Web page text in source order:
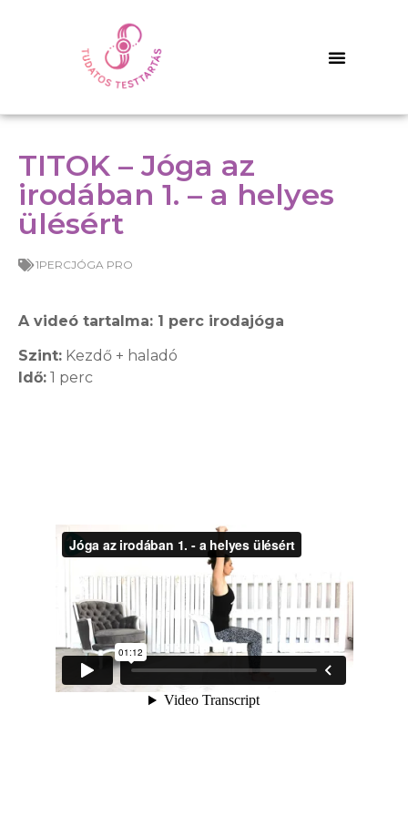
TITOK – Jóga az
irodában 1. – a helyes
ülésért
1PERCJÓGA PRO
A videó tartalma: 1 perc irodajóga
Szint: Kezdő + haladó
Idő: 1 perc